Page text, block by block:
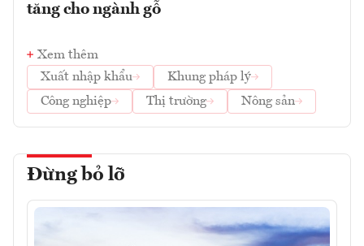
tăng cho ngành gỗ
Xem thêm
Xuất nhập khẩu
Khung pháp lý
Công nghiệp
Thị trường Nông sản
Đừng bỏ lỡ